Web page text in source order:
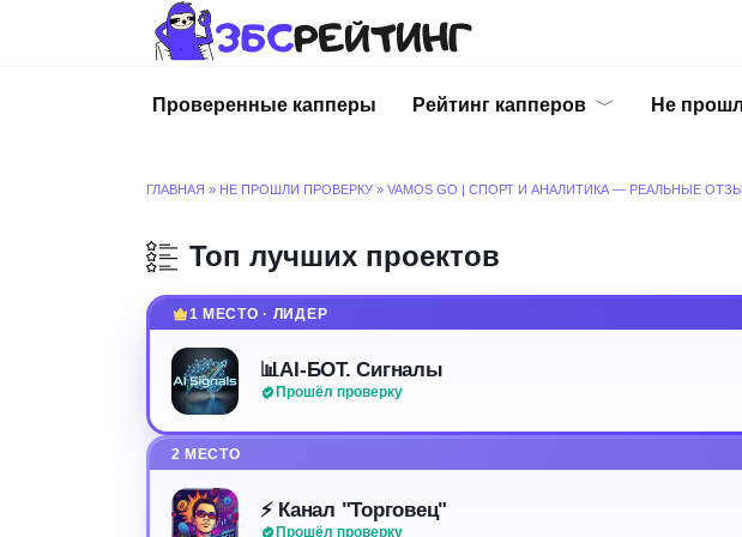
Проверенные капперы
Рейтинг капперов Не
ГЛАВНАЯ » НЕ ПРОШЛИ ПРОВЕРКУ » VAMOS GO | СПОРТ И АНАЛИТИКА — РЕАЛЬНЫЕ
Топ лучших проектов
1 МЕСТО · ЛИДЕР
📊AI-БОТ. Сигналы
Прошёл проверку
2 МЕСТО
⚡️ Канал "Торговец"
Прошёл проверку